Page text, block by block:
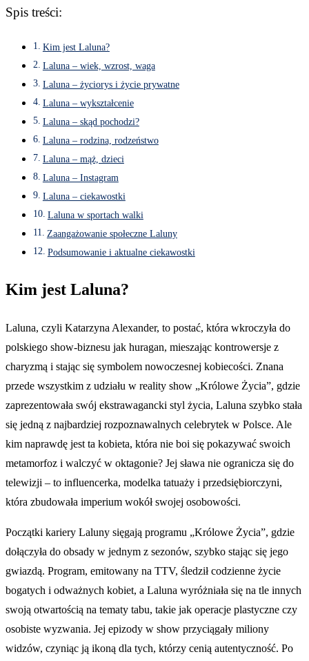
Spis treści:
Kim jest Laluna?
Laluna – wiek, wzrost, waga
Laluna – życiorys i życie prywatne
Laluna – wykształcenie
Laluna – skąd pochodzi?
Laluna – rodzina, rodzeństwo
Laluna – mąż, dzieci
Laluna – Instagram
Laluna – ciekawostki
Laluna w sportach walki
Zaangażowanie społeczne Laluny
Podsumowanie i aktualne ciekawostki
Kim jest Laluna?
Laluna, czyli Katarzyna Alexander, to postać, która wkroczyła do
polskiego show-biznesu jak huragan, mieszając kontrowersje z
charyzmą i stając się symbolem nowoczesnej kobiecości. Znana
przede wszystkim z udziału w reality show „Królowe Życia”, gdzie
zaprezentowała swój ekstrawagancki styl życia, Laluna szybko stała
się jedną z najbardziej rozpoznawalnych celebrytek w Polsce. Ale
kim naprawdę jest ta kobieta, która nie boi się pokazywać swoich
metamorfoz i walczyć w oktagonie? Jej sława nie ogranicza się do
telewizji – to influencerka, modelka tatuaży i przedsiębiorczyni,
która zbudowała imperium wokół swojej osobowości.
Początki kariery Laluny sięgają programu „Królowe Życia”, gdzie
dołączyła do obsady w jednym z sezonów, szybko stając się jego
gwiazdą. Program, emitowany na TTV, śledził codzienne życie
bogatych i odważnych kobiet, a Laluna wyróżniała się na tle innych
swoją otwartością na tematy tabu, takie jak operacje plastyczne czy
osobiste wyzwania. Jej epizody w show przyciągały miliony
widzów, czyniąc ją ikoną dla tych, którzy cenią autentyczność. Po